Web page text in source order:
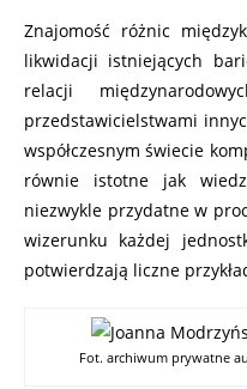
Znajomość różnic
likwidacji istniejących
relacji
przedstawicielstwami
współczesnym świecie
równie istotne jak
niezwykle przydatne w
wizerunku każdej
potwierdzają liczne
Fot. archiwum prywatne